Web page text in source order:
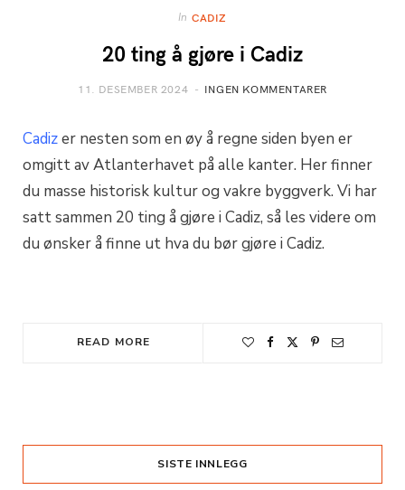
In CADIZ
20 ting å gjøre i Cadiz
11. DESEMBER 2024 INGEN KOMMENTARER
Cadizer nesten som en øy å regne siden byen er
omgitt av Atlanterhavet på alle kanter. Her finner
du masse historisk kultur og vakre byggverk. Vi har
satt sammen 20 ting å gjøre i Cadiz, så les videre om
du ønsker å finne ut hva du bør gjøre i Cadiz.
READ MORE
SISTE INNLEGG